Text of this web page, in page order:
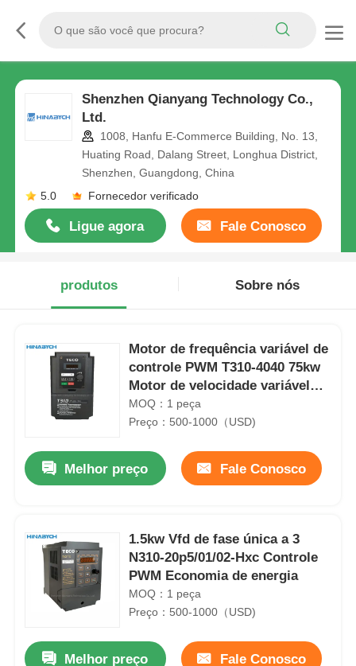
Shenzhen Qianyang Technology Co.,
Ltd.
1008, Hanfu E-Commerce Building, No. 13,
Huating Road, Dalang Street, Longhua District,
Shenzhen, Guangdong, China
5.0
Fornecedor verificado
Ligue agora Fale Conosco
produtos Sobre nós
Motor de frequência variável de
controle PWM T310-4040 75kw
Motor de velocidade variável
para bomba de ventilador
MOQ：1 peça
Preço：500-1000（USD)
Melhor preço Fale Conosco
1.5kw Vfd de fase única a 3
N310-20p5/01/02-Hxc Controle
PWM Economia de energia
MOQ：1 peça
Preço：500-1000（USD)
Melhor preço Fale Conosco